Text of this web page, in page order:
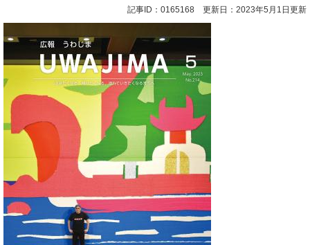
記事ID：0165168 更新日：2023年5月1日更新